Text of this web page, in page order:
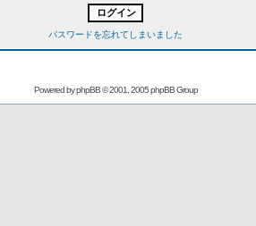
パスワードを忘れてしまいました
Powered byphpBB© 2001, 2005 phpBB Group